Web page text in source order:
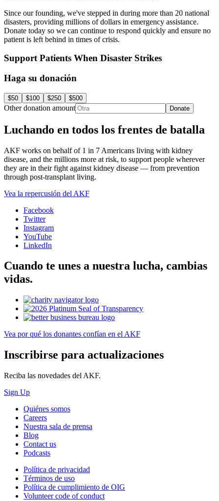
Since our founding, we've stepped in during more than 20 national
disasters, providing millions of dollars in emergency assistance.
Donate today so we can continue to respond quickly and ensure no
patient is left behind in times of crisis.
Support Patients When Disaster Strikes
Haga su donación
$50 $100 $250 $500
Other donation amount Donate
Luchando en todos los frentes de batalla
AKF works on behalf of 1 in 7 Americans living with kidney
disease, and the millions more at risk, to support people wherever
they are in their fight against kidney disease — from prevention
through post-transplant living.
Vea la repercusión del AKF
Facebook
Twitter
Instagram
YouTube
LinkedIn
Cuando te unes a nuestra lucha, cambias
vidas.
Vea por qué los donantes confían en el AKF
Inscribirse para actualizaciones
Reciba las novedades del AKF.
Sign Up
Quiénes somos
Careers
Nuestra sala de prensa
Blog
Contact us
Podcasts
Política de privacidad
Términos de uso
Política de cumplimiento de OIG
Volunteer code of conduct